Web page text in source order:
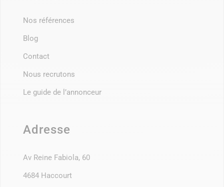
Nos références
Blog
Contact
Nous recrutons
Le guide de l’annonceur
Adresse
Av Reine Fabiola, 60
4684 Haccourt